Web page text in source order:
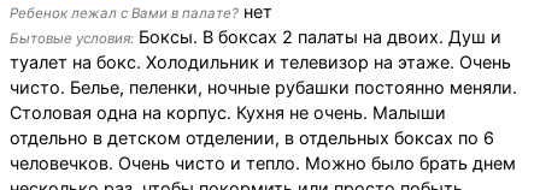
Ребенок лежал с Вами в палате? нет
Бытовые условия: Боксы. В боксах 2 палаты на двоих. Душ и
туалет на бокс. Холодильник и телевизор на этаже. Очень
чисто. Белье, пеленки, ночные рубашки постоянно меняли.
Столовая одна на корпус. Кухня не очень. Малыши
отдельно в детском отделении, в отдельных боксах по 6
человечков. Очень чисто и тепло. Можно было брать днем